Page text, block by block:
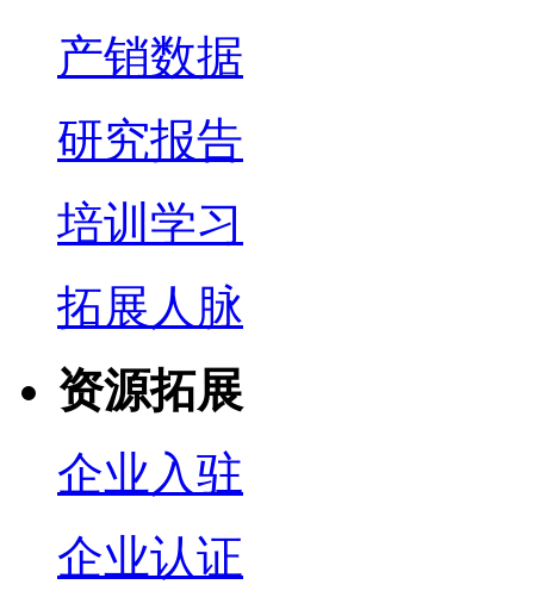
产销数据
研究报告
培训学习
拓展人脉
资源拓展
企业入驻
企业认证